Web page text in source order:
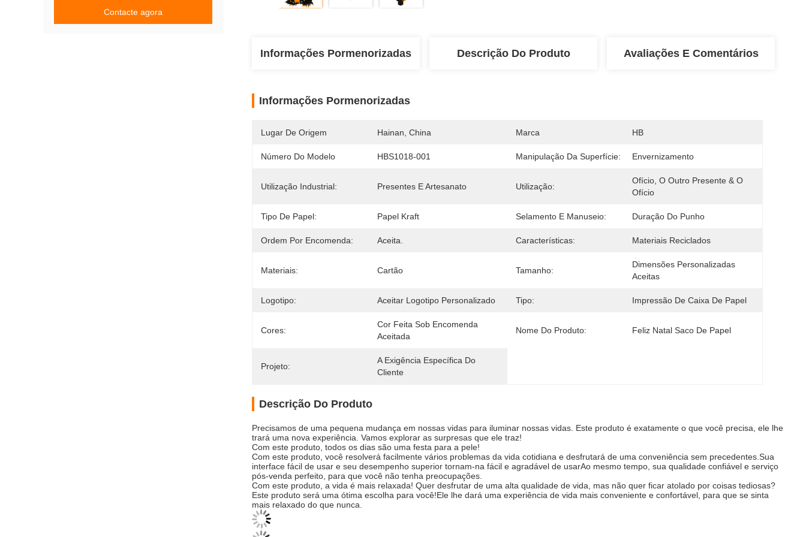
Contacte agora
Informações Pormenorizadas Descrição Do Produto Avaliações E Comentários
Informações Pormenorizadas
Lugar De Origem Hainan, China Marca HB
Número Do Modelo HBS1018-001 Manipulação Da Superfície: Envernizamento
Utilização Industrial: Presentes E Artesanato Utilização:
Ofício, O Outro Presente & O
Ofício
Tipo De Papel: Papel Kraft Selamento E Manuseio: Duração Do Punho
Ordem Por Encomenda: Aceita. Características: Materiais Reciclados
Materiais: Cartão Tamanho:
Dimensões Personalizadas
Aceitas
Logotipo: Aceitar Logotipo Personalizado Tipo: Impressão De Caixa De Papel
Cores:
Cor Feita Sob Encomenda
Aceitada
Nome Do Produto: Feliz Natal Saco De Papel
Projeto:
A Exigência Específica Do
Cliente
Descrição Do Produto
Precisamos de uma pequena mudança em nossas vidas para iluminar nossas vidas. Este produto é exatamente o que você precisa, ele lhe
trará uma nova experiência. Vamos explorar as surpresas que ele traz!
Com este produto, todos os dias são uma festa para a pele!
Com este produto, você resolverá facilmente vários problemas da vida cotidiana e desfrutará de uma conveniência sem precedentes.Sua
interface fácil de usar e seu desempenho superior tornam-na fácil e agradável de usarAo mesmo tempo, sua qualidade confiável e serviço
pós-venda perfeito, para que você não tenha preocupações.
Com este produto, a vida é mais relaxada! Quer desfrutar de uma alta qualidade de vida, mas não quer ficar atolado por coisas tediosas?
Este produto será uma ótima escolha para você!Ele lhe dará uma experiência de vida mais conveniente e confortável, para que se sinta
mais relaxado do que nunca.